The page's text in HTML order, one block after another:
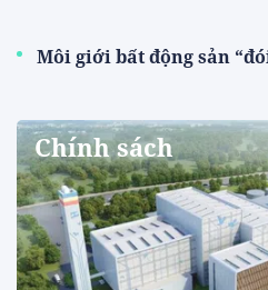
Môi giới bất động sản
Chính sách